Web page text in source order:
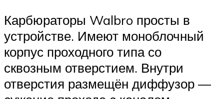
Карбюраторы Walbro просты в
устройстве. Имеют моноблочный
корпус проходного типа со
сквозным отверстием. Внутри
отверстия размещён диффузор —